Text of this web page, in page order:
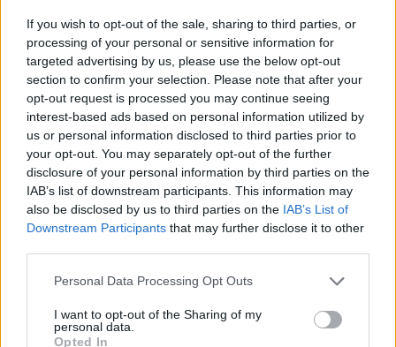
If you wish to opt-out of the sale, sharing to third parties, or
processing of your personal or sensitive information for
targeted advertising by us, please use the below opt-out
section to confirm your selection. Please note that after your
opt-out request is processed you may continue seeing
interest-based ads based on personal information utilized by
us or personal information disclosed to third parties prior to
your opt-out. You may separately opt-out of the further
disclosure of your personal information by third parties on the
IAB’s list of downstream participants. This information may
also be disclosed by us to third parties on the IAB’s List of
Downstream Participants that may further disclose it to other
Personal Data Processing Opt Outs
I want to opt-out of the Sharing of my
personal data.
Opted In
A rendőrség szerint Gazipur iparvárosában 250 vállalkozás,
Asuliában pedig legkevesebb ötven "nagyon nagy" üzem
érintett összesen több mint 15 ezer munkavállalóval.
Gazipur és Asulia a főváros, Dakka elővárosai. A hétfő óta
tartó, részben erőszakba torkolló megmozdulások során
eddig legalább ketten meghaltak.Gazipurban a tüntetők
már több mint ötven üzemet kifosztottak...
KEDVES OLVASÓNK!
A keresett cikk a portfolio.hu hírarchívumához
tartozik, melynek olvasása előfizetéses
regisztrációhoz kötött.
Az előfizetés a következőket tartalmazza:
Portfolio.hu teljes cikkarchívum